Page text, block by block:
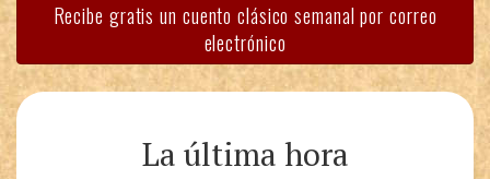
Recibe gratis un cuento clásico semanal por correo
electrónico
La última hora